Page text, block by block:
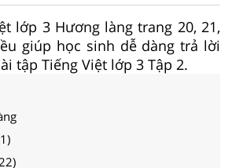
lớp 3 Hương làng trang 20, 21,
giúp học sinh dễ dàng trả lời
tập Tiếng Việt lớp 3 Tập 2.